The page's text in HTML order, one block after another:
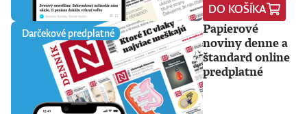
DO KOŠÍKA
Darčekové predplatné
Papierové
noviny denne a
štandard online
predplatné